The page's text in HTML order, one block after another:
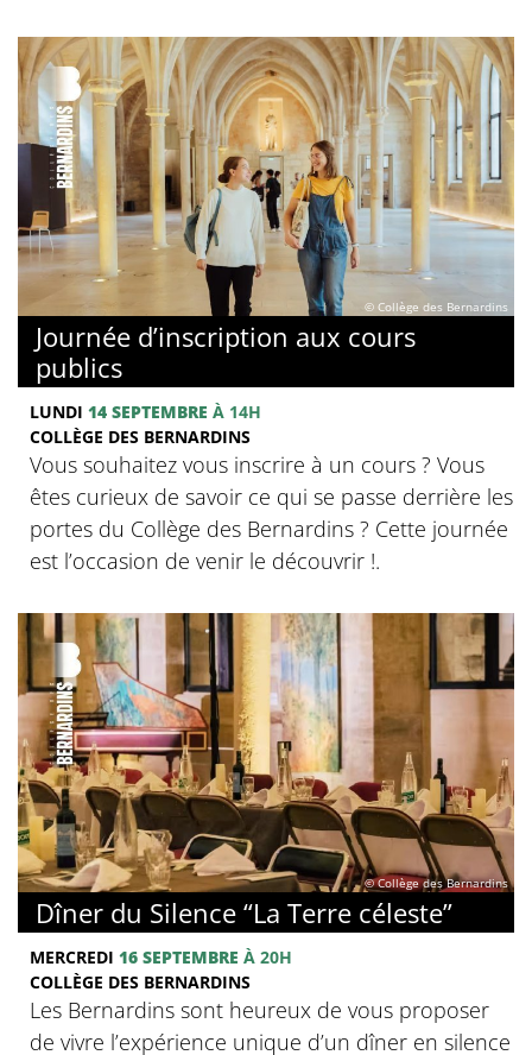
© Collège des Bernardins
Journée d’inscription aux cours
publics
LUNDI 14 SEPTEMBRE À 14H
COLLÈGE DES BERNARDINS
Vous souhaitez vous inscrire à un cours ? Vous
êtes curieux de savoir ce qui se passe derrière les
portes du Collège des Bernardins ? Cette journée
est l’occasion de venir le découvrir !.
© Collège des Bernardins
Dîner du Silence “La Terre céleste”
MERCREDI 16 SEPTEMBRE À 20H
COLLÈGE DES BERNARDINS
Les Bernardins sont heureux de vous proposer
de vivre l’expérience unique d’un dîner en silence